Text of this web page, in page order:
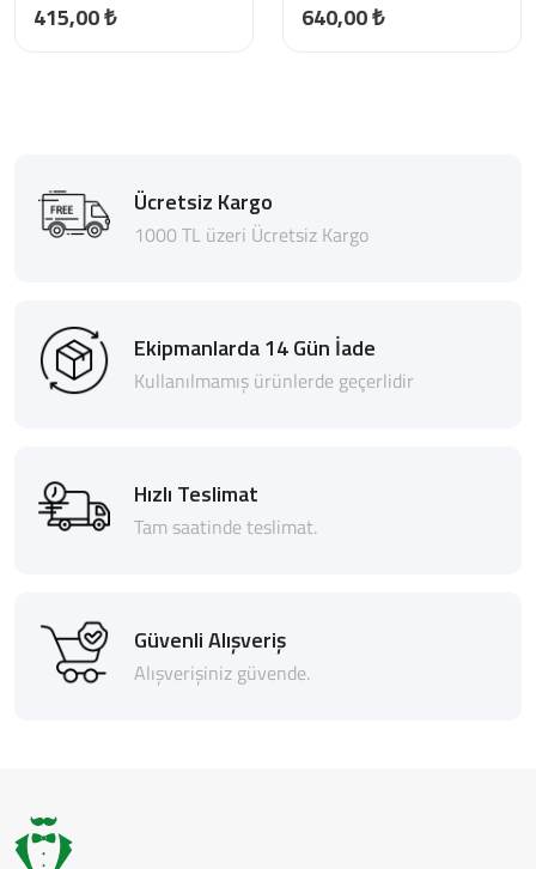
415,00 ₺ 640,00 ₺
Ücretsiz Kargo
1000 TL üzeri Ücretsiz Kargo
Ekipmanlarda 14 Gün İade
Kullanılmamış ürünlerde geçerlidir
Hızlı Teslimat
Tam saatinde teslimat.
Güvenli Alışveriş
Alışverişiniz güvende.